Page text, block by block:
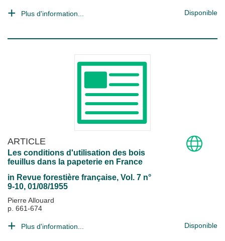
Plus d'information... Disponible
ARTICLE
Les conditions d'utilisation des bois
feuillus dans la papeterie en France
in Revue forestière française, Vol. 7 n°
9-10, 01/08/1955
Pierre Allouard
p. 661-674
Plus d'information... Disponible